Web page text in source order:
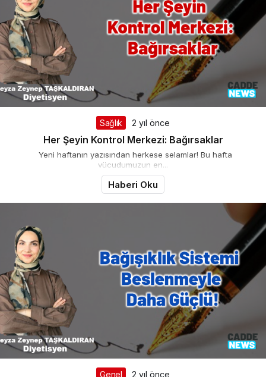
Sağlık 2 yıl önce
Her Şeyin Kontrol Merkezi: Bağırsaklar
Yeni haftanın yazısından herkese selamlar! Bu hafta
vücudumuzun en...
Haberi Oku
Genel 2 yıl önce